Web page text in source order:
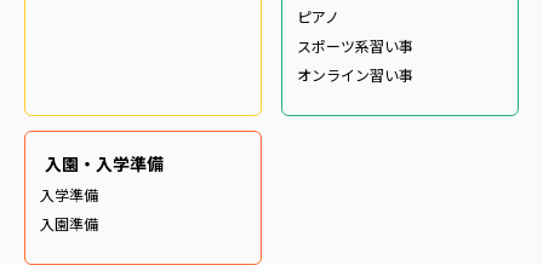
ピアノ
スポーツ系習い事
オンライン習い事
入園・入学準備
入学準備
入園準備